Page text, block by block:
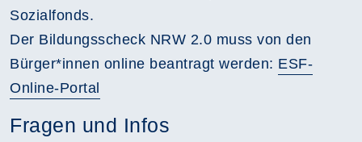
Sozialfonds.
Der Bildungsscheck NRW 2.0 muss von den
Bürger*innen online beantragt werden: ESF-
Online-Portal
Fragen und Infos